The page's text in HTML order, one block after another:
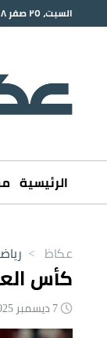
السبت، ٢٥ صفر ١٤٤٨ هـ ٨ أغسطس ٢٠٢٦ م
الرئيسية
عكاظ >
كأس